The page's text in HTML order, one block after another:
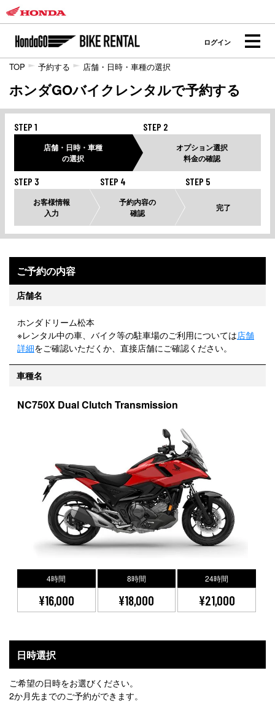
ログイン
TOP 予約する 店舗・日時・車種の選択
ホンダGOバイクレンタルで予約する
STEP 1
店舗・日時・車種
の選択
STEP 2
オプション選択
料金の確認
STEP 3
お客様情報
入力
STEP 4
予約内容の
確認
STEP 5
完了
ご予約の内容
店舗名
ホンダドリーム松本
※レンタル中の車、バイク等の駐車場のご利用については店舗
詳細をご確認いただくか、直接店舗にご確認ください。
車種名
NC750X Dual Clutch Transmission
4時間
¥16,000
8時間
¥18,000
24時間
¥21,000
日時選択
ご希望の日時をお選びください。
2か月先までのご予約ができます。